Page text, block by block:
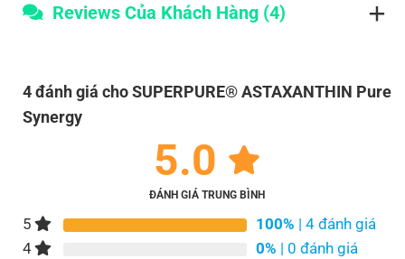
Reviews Của Khách Hàng (4)
4 đánh giá choSUPERPURE® ASTAXANTHIN Pure
Synergy
5.0
ĐÁNH GIÁ TRUNG BÌNH
5 100% | 4 đánh giá
4
0% | 0 đánh giá